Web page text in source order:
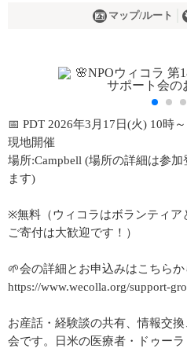
マップ/ルート
📅 PDT 2026年3月17日(火) 10時
現地開催
場所:Campbell (場所の詳細は参
ます)
※無料（ウィコラはボランティア
ご寄付は大歓迎です！）
🌱会の詳細とお申込みはこちらか
https://www.wecolla.org/support-
お産話・経験談の共有、情報交
会です。日米の医療者・ドゥー